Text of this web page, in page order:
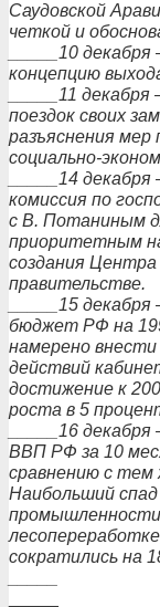
Саудовской
четкой и
_____10
концепцию
_____11
поездок своих
разъяснения мер
социально-
_____14
комиссия по
с В. Потаниным
приоритетным
создания
правительстве.
_____15
бюджет РФ на
намерено
действий
достижение к
роста в 5
_____16
ВВП РФ за 10
сравнению с тем
Наибольший
сократились на